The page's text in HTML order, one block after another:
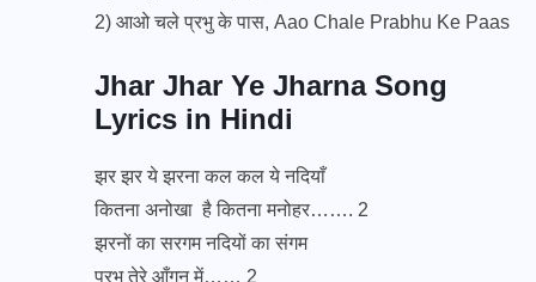
2) आओ चले प्रभु के पास, Aao Chale Prabhu Ke Paas
Jhar Jhar Ye Jharna Song
Lyrics in Hindi
झर झर ये झरना कल कल ये नदियाँ
कितना अनोखा है कितना मनोहर……. 2
झरनों का सरगम नदियों का संगम
प्रभु तेरे आँगन में…… 2